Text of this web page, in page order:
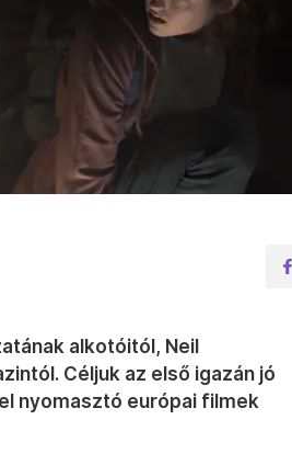
alkotóitól, Neil
Céljuk az első igazán jó
nyomasztó európai filmek